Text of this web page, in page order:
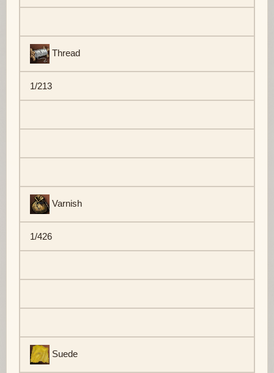
Thread
1/213
Varnish
1/426
Suede